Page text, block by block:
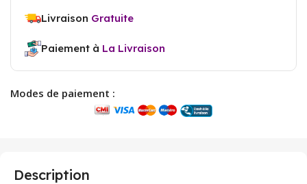
Livraison Gratuite
Paiement à La Livraison
Modes de paiement :
Description